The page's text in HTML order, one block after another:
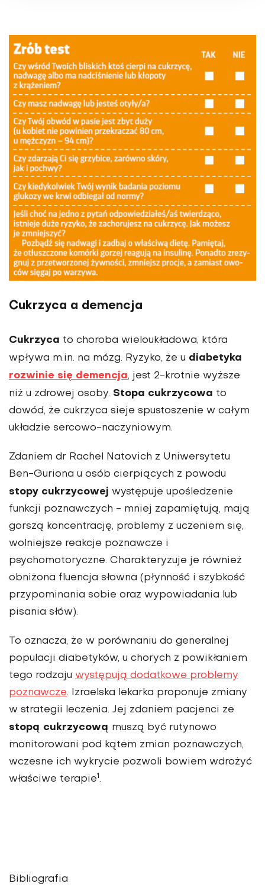
Cukrzyca a demencja
Cukrzyca to choroba wieloukładowa, która
wpływa m.in. na mózg. Ryzyko, że u diabetyka
rozwinie się demencja, jest 2-krotnie wyższe
niż u zdrowej osoby. Stopa cukrzycowa to
dowód, że cukrzyca sieje spustoszenie w całym
układzie sercowo-naczyniowym.
Zdaniem dr Rachel Natovich z Uniwersytetu
Ben-Guriona u osób cierpiących z powodu
stopy cukrzycowej występuje upośledzenie
funkcji poznawczych - mniej zapamiętują, mają
gorszą koncentrację, problemy z uczeniem się,
wolniejsze reakcje poznawcze i
psychomotoryczne. Charakteryzuje je również
obniżona fluencja słowna (płynność i szybkość
przypominania sobie oraz wypowiadania lub
pisania słów).
To oznacza, że w porównaniu do generalnej
populacji diabetyków, u chorych z powikłaniem
tego rodzaju występują dodatkowe problemy
poznawcze. Izraelska lekarka proponuje zmiany
w strategii leczenia. Jej zdaniem pacjenci ze
stopą cukrzycową muszą być rutynowo
monitorowani pod kątem zmian poznawczych,
wczesne ich wykrycie pozwoli bowiem wdrożyć
właściwe terapie1.
Bibliografia